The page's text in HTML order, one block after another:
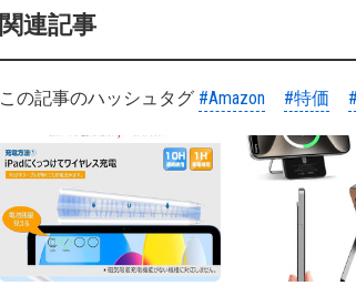
関連記事
この記事のハッシュタグ #Amazon #特価